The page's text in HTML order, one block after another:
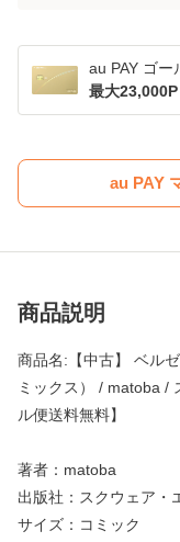
au PAY ゴー
最大
au PAY
商品説明
商品名:【中古】 ベル
ミックス） / matoba /
ル便送料無料】
著者：matoba
出版社：スクウェア・
サイズ：コミック